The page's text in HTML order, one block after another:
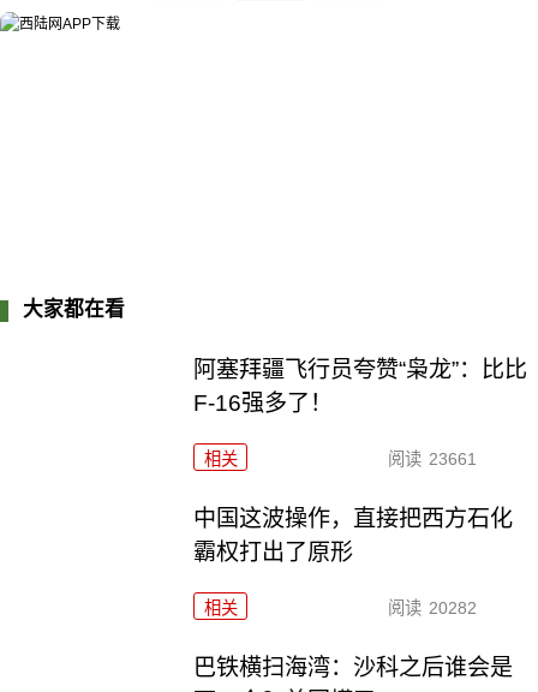
大家都在看
阿塞拜疆飞行员夸赞“枭龙”：比比
F-16强多了！
相关 阅读 23661
中国这波操作，直接把西方石化
霸权打出了原形
相关 阅读 20282
巴铁横扫海湾：沙科之后谁会是